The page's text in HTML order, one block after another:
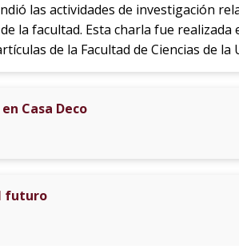
las actividades de investigación
la facultad. Esta charla fue
de la Facultad de Ciencias de la
Casa Deco
futuro